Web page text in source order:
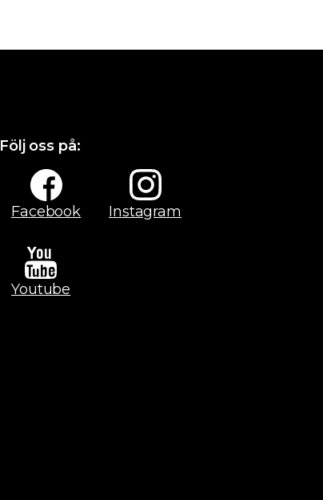
Följ oss på:
Facebook Instagram
Youtube